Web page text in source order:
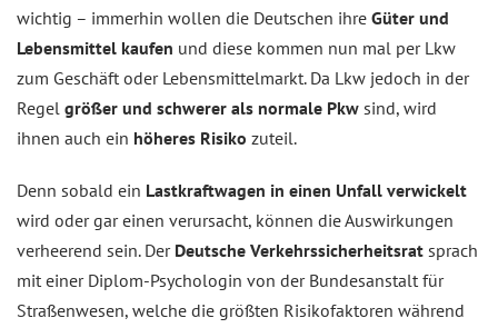
wichtig – immerhin wollen die Deutschen ihre Güter und
Lebensmittel kaufen und diese kommen nun mal per Lkw
zum Geschäft oder Lebensmittelmarkt. Da Lkw jedoch in der
Regel größer und schwerer als normale Pkw sind, wird
ihnen auch ein höheres Risiko zuteil.
Denn sobald ein Lastkraftwagen in einen Unfall verwickelt
wird oder gar einen verursacht, können die Auswirkungen
verheerend sein. Der Deutsche Verkehrssicherheitsrat sprach
mit einer Diplom-Psychologin von der Bundesanstalt für
Straßenwesen, welche die größten Risikofaktoren während